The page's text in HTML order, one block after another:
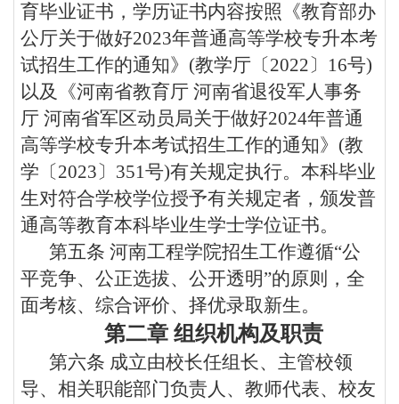
育毕业证书，学历证书内容按照《教育部办
公厅关于做好2023年普通高等学校专升本考
试招生工作的通知》 (教学厅〔2022〕 16号)
以及《河南省教育厅 河南省退役军人事务
厅 河南省军区动员局关于做好2024年普通
高等学校专升本考试招生工作的通知》 (教
学〔2023〕 351号)有关规定执行。本科毕业
生对符合学校学位授予有关规定者，颁发普
通高等教育本科毕业生学士学位证书。
第五条 河南工程学院招生工作遵循“公
平竞争、公正选拔、公开透明”的原则，全
面考核、综合评价、择优录取新生。
第二章 组织机构及职责
第六条 成立由校长任组长、主管校领
导、相关职能部门负责人、教师代表、校友